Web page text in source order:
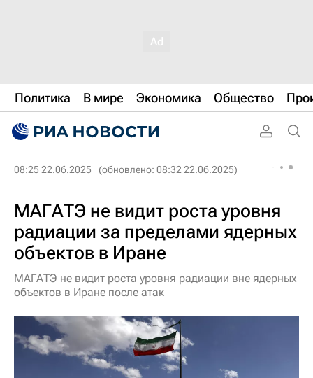
Политика В мире Экономика Общество
08:25 22.06.2025 (обновлено: 08:32 22.06.2025)
МАГАТЭ не видит роста уровня
радиации за пределами ядерных
объектов в Иране
МАГАТЭ не видит роста уровня радиации вне ядерных
объектов в Иране после атак